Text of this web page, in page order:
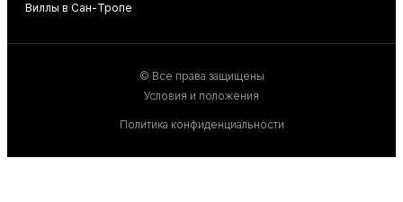
Виллы в Сан-Тропе
© Все права защищены
Условия и положения
Политика конфиденциальности